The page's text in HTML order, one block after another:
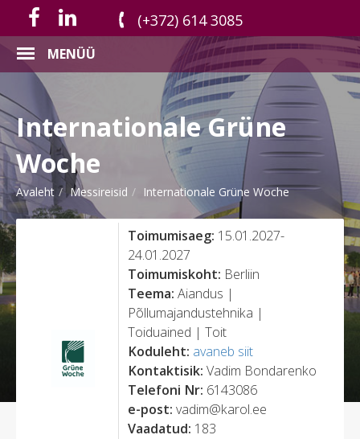
(+372) 614 3085
MENÜÜ
Internationale Grüne
Woche
Avaleht Messireisid Internationale Grüne Woche
Toimumisaeg: 15.01.2027-
24.01.2027
Toimumiskoht: Berliin
Teema:Aiandus |
Põllumajandustehnika |
Toiduained | Toit
Koduleht: avaneb siit
Kontaktisik:Vadim Bondarenko
Telefoni Nr: 6143086
e-post:vadim@karol.ee
Vaadatud: 183